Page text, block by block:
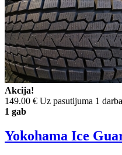
Akcija!
149.00 € Uz pasutijuma 1
1 gab
Yokohama Ice